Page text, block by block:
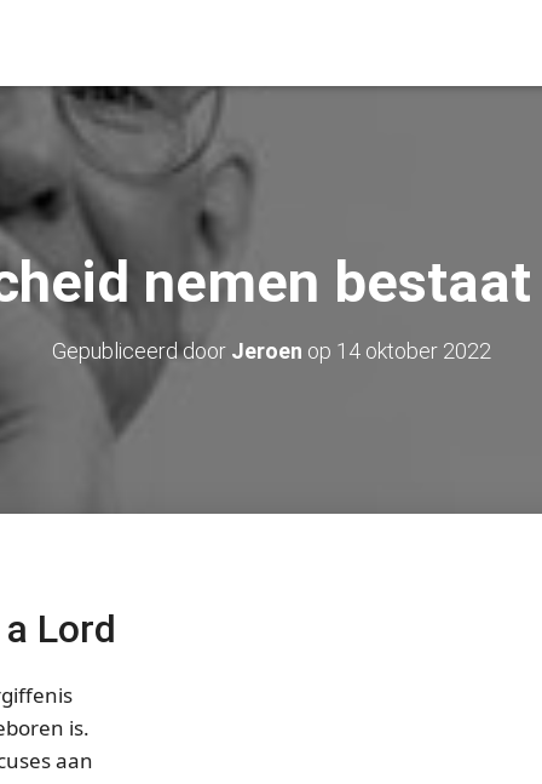
nemen
Gepubliceerd door Jeroen op 14 oktober 2022
Lord
is.
aan